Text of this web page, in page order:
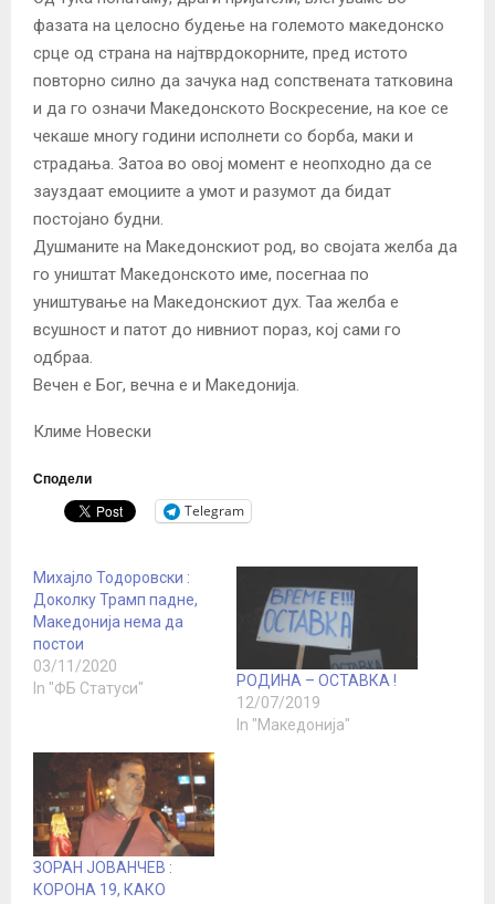
фазата на целосно будење на големото македонско
срце од страна на најтврдокорните, пред истото
повторно силно да зачука над сопствената татковина
и да го означи Македонското Воскресение, на кое се
чекаше многу години исполнети со борба, маки и
страдања. Затоа во овој момент е неопходно да се
зауздаат емоциите а умот и разумот да бидат
постојано будни.
Душманите на Македонскиот род, во својата желба да
го уништат Македонското име, посегнаа по
уништување на Македонскиот дух. Таа желба е
всушност и патот до нивниот пораз, кој сами го
одбраа.
Вечен е Бог, вечна е и Македонија.
Климе Новески
Сподели
Telegram
Михајло Тодоровски :
Доколку Трамп падне,
Македонија нема да
постои
03/11/2020
In "ФБ Статуси"
РОДИНА – ОСТАВКА !
12/07/2019
In "Македонија"
ЗОРАН ЈОВАНЧЕВ :
КОРОНА 19, КАКО